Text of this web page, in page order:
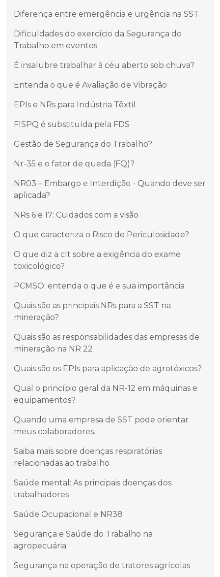
Diferença entre emergência e urgência na SST
Dificuldades do exercício da Segurança do
Trabalho em eventos
É insalubre trabalhar à céu aberto sob chuva?
Entenda o que é Avaliação de Vibração
EPIs e NRs para Indústria Têxtil
FISPQ é substituída pela FDS
Gestão de Segurança do Trabalho?
Nr-35 e o fator de queda (FQ)?
NR03 – Embargo e Interdição - Quando deve ser
aplicada?
NRs 6 e 17: Cuidados com a visão
O que caracteriza o Risco de Periculosidade?
O que diz a clt sobre a exigência do exame
toxicológico?
PCMSO: entenda o que é e sua importância
Quais são as principais NRs para a SST na
mineração?
Quais são as responsabilidades das empresas de
mineração na NR 22
Quais são os EPIs para aplicação de agrotóxicos?
Qual o princípio geral da NR-12 em máquinas e
equipamentos?
Quando uma empresa de SST pode orientar
meus colaboradores.
Saiba mais sobre doenças respiratórias
relacionadas ao trabalho
Saúde mental: As principais doenças dos
trabalhadores
Saúde Ocupacional e NR38
Segurança e Saúde do Trabalho na
agropecuária
Segurança na operação de tratores agrícolas